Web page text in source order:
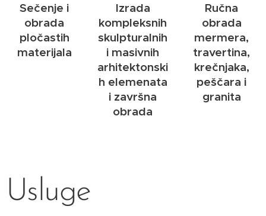
Sečenje i
obrada
pločastih
materijala
Izrada
kompleksnih
skulpturalnih
i masivnih
arhitektonski
h elemenata
i završna
obrada
Ručna
obrada
mermera,
travertina,
krečnjaka,
peščara i
granita
Usluge